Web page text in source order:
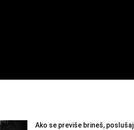
Ako se previše brineš, poslušaj